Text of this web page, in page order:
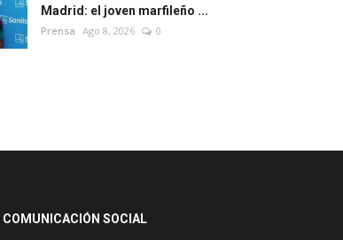
Madrid: el joven marfileño ...
Prensa Ago 8, 2026 0
COMUNICACIÓN SOCIAL